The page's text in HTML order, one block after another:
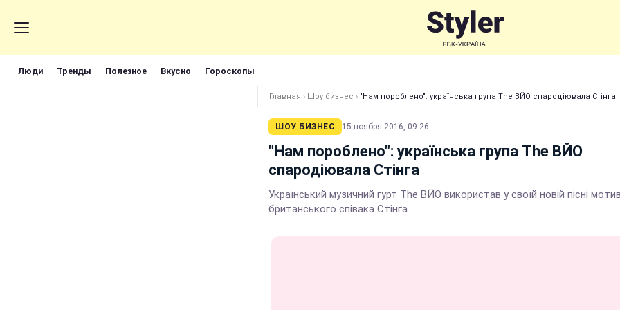
Люди Тренды Полезное Вкусно Гороскопы
Главная › Шоу бизнес › "Нам пороблено": українська група The ВЙО спародіювала Стінга
ШОУ БИЗНЕС 15 ноября 2016, 09:26
"Нам пороблено": українська група The ВЙО
спародіювала Стінга
Український музичний гурт The ВЙО використав у своїй новій пісні мотив
британського співака Стінга